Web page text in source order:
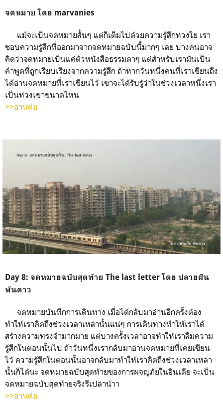
จดหมาย โดย marvanies
แม้จะเป็นจดหมายสั้นๆ แต่ก็เต็มไปด้วยความรู้สึกห่วงใย เรา
ชอบความรู้สึกที่ออกมาจากจดหมายฉบับนี้มากๆ เลย บางคนอาจ
คิดว่าจดหมายเป็นแค่ตัวหนังสือธรรมดาๆ แต่สำหรับเรามันเป็น
คำพูดที่ถูกเรียบเรียงจากความรู้สึก ถ้าหากวันหนึ่งคนที่เราเขียนถึง
ได้อ่านจดหมายที่เราเขียนไว้ เขาจะได้รับรู้ว่าในช่วงเวลาหนึ่งเรา
เป็นห่วงเขาขนาดไหน
>>อ่านต่อ
Day 8: จดหมายฉบับสุดท้าย The last letter โดย ปลายฝัน
พันดาว
จดหมายบันทึกการเดินทาง เมื่อได้กลับมาอ่านอีกครั้งต้อง
ทำให้เราคิดถึงช่วงเวลาเหล่านั้นแน่ๆ การเดินทางทำให้เราได้
สร้างความทรงจำมากมาย แต่บางครั้งเวลาอาจทำให้เราลืมความ
รู้สึกในตอนนั้นไป ถ้าวันหนึ่งเรากลับมาอ่านจดหมายที่เคยเขียน
ไว้ ความรู้สึกในตอนนั้นอาจกลับมาทำให้เราคิดถึงช่วงเวลาเหล่า
นั้นก็ได้นะ จดหมายฉบับสุดท้ายของการผจญภัยในอินเดีย จะเป็น
จดหมายฉบับสุดท้ายจริงรึเปล่าน้าา
>>อ่านต่อ